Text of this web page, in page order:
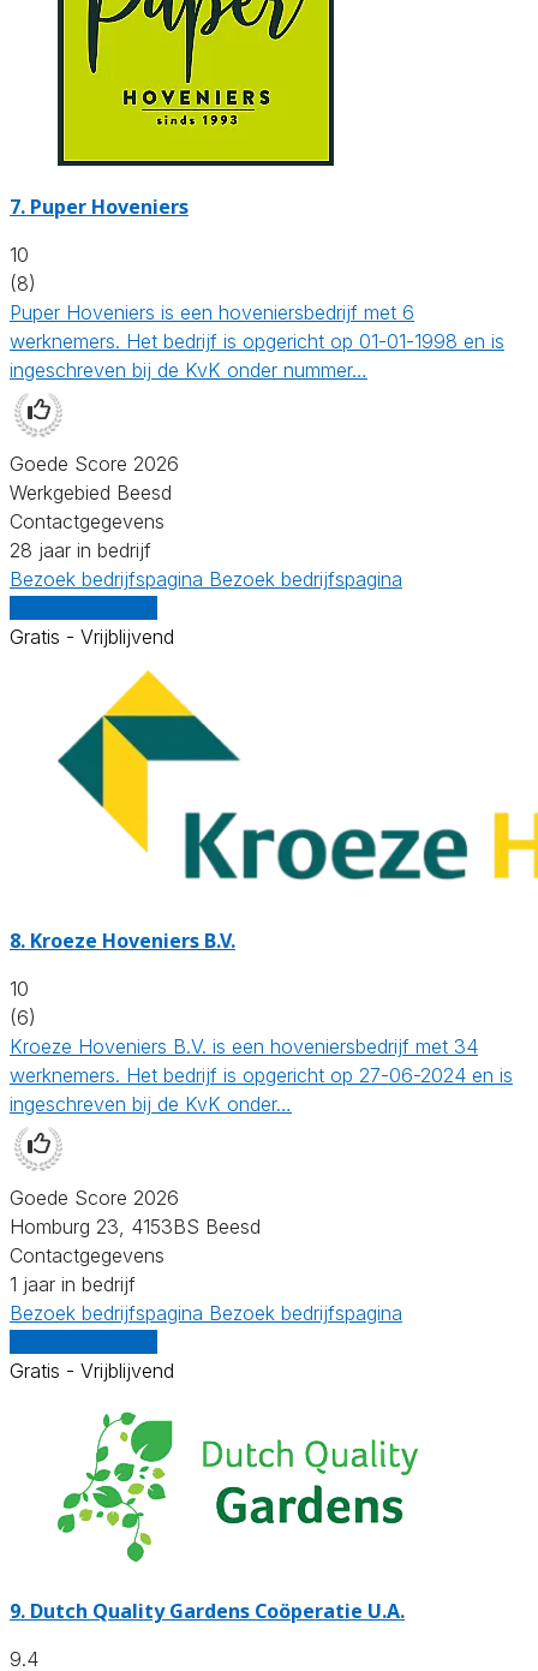
7. Puper Hoveniers
10
(8)
Puper Hoveniers is een hoveniersbedrijf met 6
werknemers. Het bedrijf is opgericht op 01-01-1998 en is
ingeschreven bij de KvK onder nummer…
Goede Score 2026
Werkgebied Beesd
Contactgegevens
28 jaar in bedrijf
Bezoek bedrijfspagina Bezoek bedrijfspagina
Gratis - Vrijblijvend
8. Kroeze Hoveniers B.V.
10
(6)
Kroeze Hoveniers B.V. is een hoveniersbedrijf met 34
werknemers. Het bedrijf is opgericht op 27-06-2024 en is
ingeschreven bij de KvK onder…
Goede Score 2026
Homburg 23, 4153BS Beesd
Contactgegevens
1 jaar in bedrijf
Bezoek bedrijfspagina Bezoek bedrijfspagina
Gratis - Vrijblijvend
9. Dutch Quality Gardens Coöperatie U.A.
9.4